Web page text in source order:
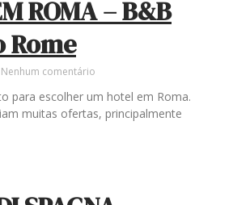
ROMA – B&B
Rome
Nenhum comentário
para escolher um hotel em Roma.
muitas ofertas, principalmente